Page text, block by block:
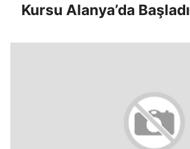
Kursu Alanya’da Başladı